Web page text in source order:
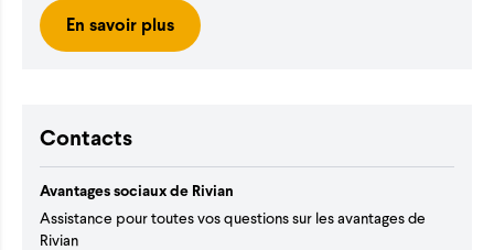
En savoir plus
Contacts
Avantages sociaux de Rivian
Assistance pour toutes vos questions sur les avantages de
Rivian